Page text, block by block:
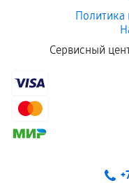
Политика
Сервисный